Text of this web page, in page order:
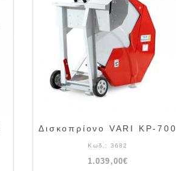
Δισκοπρίονο VARI KP-700
Κωδ.: 3682
1.039,00€